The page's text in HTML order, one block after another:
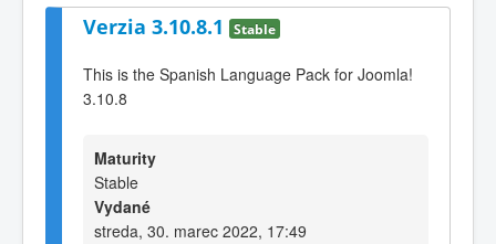
Verzia 3.10.8.1 Stable
This is the Spanish Language Pack for Joomla!
3.10.8
Maturity
Stable
Vydané
streda, 30. marec 2022, 17:49